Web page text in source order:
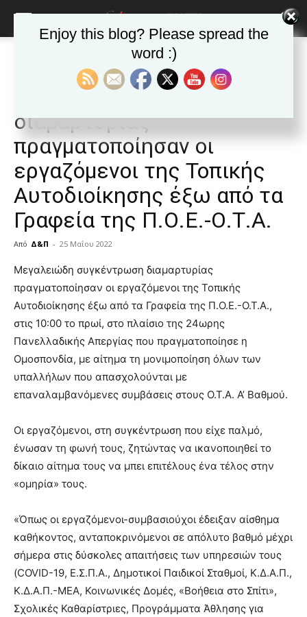
Αυτοδιοίκηση
Αυτοδιοίκηση Δημοφιλή άρθρα
Μεγαλειώδη συγκέντρωση
διαμαρτυρίας
πραγματοποίησαν οι
εργαζόμενοι της Τοπικής
Αυτοδιοίκησης έξω από τα
Γραφεία της Π.Ο.Ε.-Ο.Τ.Α.
Από Δ&Π - 25 Μαΐου 2022
blonde
lesbians
very
hot
cam
show.desi
xxx
lyons
teaches
the
meaning
of
pain.
pornhun
porn
Μεγαλειώδη συγκέντρωση διαμαρτυρίας
πραγματοποίησαν οι εργαζόμενοι της Τοπικής
Αυτοδιοίκησης έξω από τα Γραφεία της Π.Ο.Ε.-Ο.Τ.Α.,
στις 10:00 το πρωί, στο πλαίσιο της 24ωρης
Πανελλαδικής Απεργίας που πραγματοποίησε η
Ομοσπονδία, με αίτημα τη μονιμοποίηση όλων των
υπαλλήλων που απασχολούνται με
επαναλαμβανόμενες συμβάσεις στους Ο.Τ.Α. Α’ Βαθμού.
Οι εργαζόμενοι, στη συγκέντρωση που είχε παλμό,
ένωσαν τη φωνή τους, ζητώντας να ικανοποιηθεί το
δίκαιο αίτημα τους να μπει επιτέλους ένα τέλος στην
«ομηρία» τους.
«Όπως οι εργαζόμενοι-συμβασιούχοι έδειξαν αίσθημα
καθήκοντος, ανταποκρινόμενοι σε απόλυτο βαθμό μέχρι
σήμερα στις δύσκολες απαιτήσεις των υπηρεσιών τους
(COVID-19, Ε.Σ.Π.Α., Δημοτικοί Παιδικοί Σταθμοί, Κ.Δ.Α.Π.,
Κ.Δ.Α.Π.-ΜΕΑ, Κοινωνικές Δομές, «Βοήθεια στο Σπίτι»,
Σχολικές Καθαρίστριες, Προγράμματα Άθλησης για
Enjoy this blog? Please spread the
word :)